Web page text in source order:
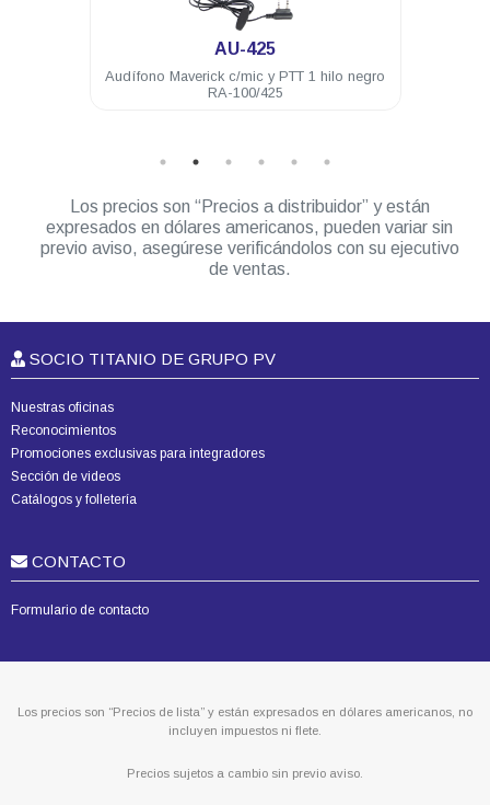
AU-425
Audífono Maverick c/mic y PTT 1 hilo negro
RA-100/425
Los precios son “Precios a distribuidor” y están
expresados en dólares americanos, pueden variar sin
previo aviso, asegúrese verificándolos con su ejecutivo
de ventas.
SOCIO TITANIO DE GRUPO PV
Nuestras oficinas
Reconocimientos
Promociones exclusivas para integradores
Sección de videos
Catálogos y folletería
CONTACTO
Formulario de contacto
Los precios son “Precios de lista” y están expresados en dólares americanos, no
incluyen impuestos ni flete.
Precios sujetos a cambio sin previo aviso.